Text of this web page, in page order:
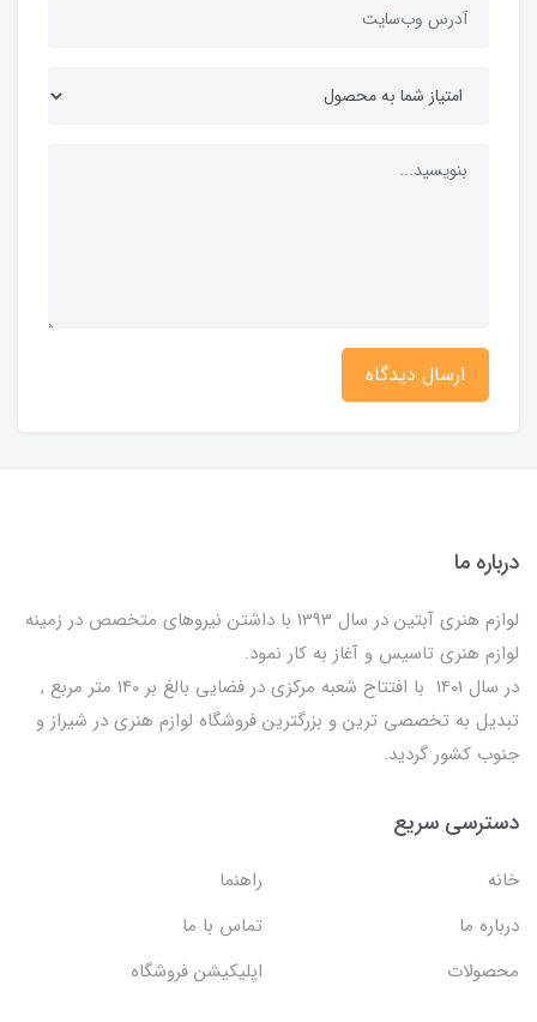
ارسال دیدگاه
درباره ما
لوازم هنری آبتین در سال 1393 با داشتن نیروهای متخصص در زمینه
لوازم هنری تاسیس و آغاز به کار نمود.
در سال 1401 با افتتاح شعبه مرکزی در فضایی بالغ بر 140 متر مربع ,
تبدیل به تخصصی ترین و بزرگترین فروشگاه لوازم هنری در شیراز و
جنوب کشور گردید.
دسترسی سریع
خانه
راهنما
درباره ما
تماس با ما
محصولات
اپلیکیشن فروشگاه